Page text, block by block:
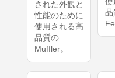
された外観と
性能のために
使用される高
品質の
Muffler。
品